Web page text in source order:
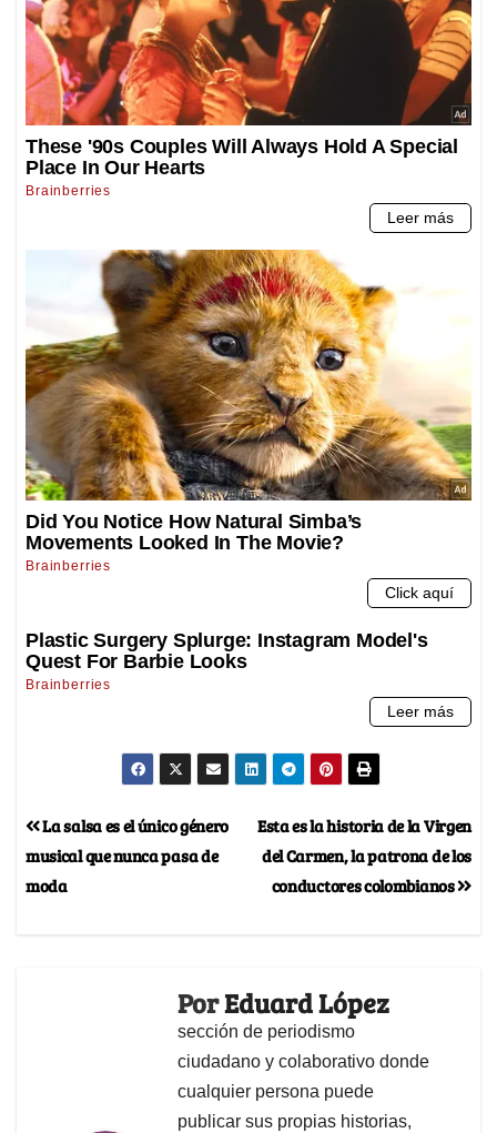
Esta es la historia de la Virgen
del Carmen, la patrona de los
conductores colombianos
La salsa es el único género
musical que nunca pasa de
moda
PorEduard López
sección de periodismo
ciudadano y colaborativo donde
cualquier persona puede
publicar sus propias historias,